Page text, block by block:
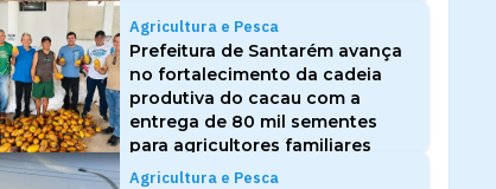
Agricultura e Pesca
Prefeitura de Santarém avança
no fortalecimento da cadeia
produtiva do cacau com a
entrega de 80 mil sementes
para agricultores familiares
Agricultura e Pesca